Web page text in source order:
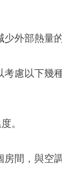
少外部熱量
慮以下幾
。
間，與空